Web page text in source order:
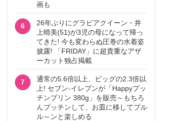
画も
6
26年ぶりにグラビアクイーン・井
上晴美(51)が3児の母になって帰っ
てきた! 今も変わらぬ圧巻の水着姿
披露! 「FRIDAY」に超貴重なアザ
ーカット独占掲載
7
通常の5.6倍以上、ビッグの2.3倍以
上! セブン‐イレブンが「Happyプッ
チンプリン 380g」を販売～もちろ
んプッチンして、お皿に移してプル
ル～ンと楽しめる